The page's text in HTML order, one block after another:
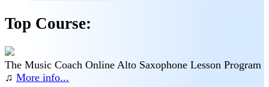
Top Course:
The Music Coach Online Alto Saxophone Lesson Program
♫ More info...